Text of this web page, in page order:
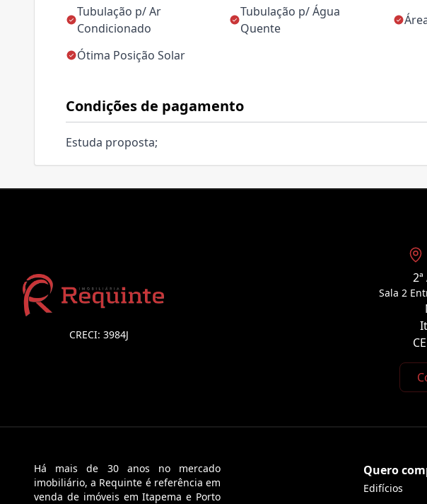
Tubulação p/ Ar
Condicionado
Tubulação p/ Água
Quente
Ótima Posição Solar
Condições de pagamento
Estuda proposta;
CRECI: 3984J
Sala 2
Há mais de 30 anos no mercado
imobiliário, a Requinte é referência em
venda de imóveis em Itapema e Porto
Quero
Edifícios